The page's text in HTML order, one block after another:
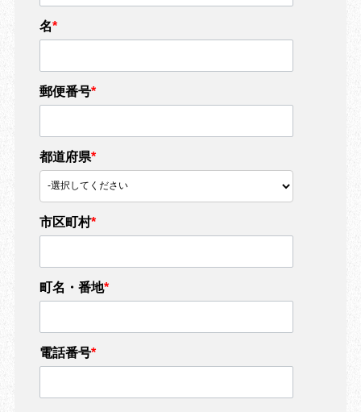
名*
郵便番号*
都道府県*
市区町村*
町名・番地*
電話番号*